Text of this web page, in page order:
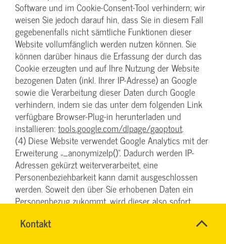
Kontakt
TEAM
Name*
Software und im Cookie-Consent-Tool verhindern; wir
weisen Sie jedoch darauf hin, dass Sie in diesem Fall
gegebenenfalls nicht sämtliche Funktionen dieser
Website vollumfänglich werden nutzen können. Sie
können darüber hinaus die Erfassung der durch das
Cookie erzeugten und auf Ihre Nutzung der Website
bezogenen Daten (inkl. Ihrer IP-Adresse) an Google
sowie die Verarbeitung dieser Daten durch Google
verhindern, indem sie das unter dem folgenden Link
verfügbare Browser-Plug-in herunterladen und
installieren: tools.google.com/dlpage/gaoptout.
(4) Diese Website verwendet Google Analytics mit der
Erweiterung „_anonymizeIp()“. Dadurch werden IP-
Adressen gekürzt weiterverarbeitet, eine
Personenbeziehbarkeit kann damit ausgeschlossen
werden. Soweit den über Sie erhobenen Daten ein
Personenbezug zukommt, wird dieser also sofort
damit umgehend gelöscht.